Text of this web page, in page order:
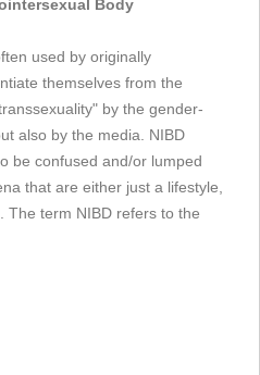
Body
used by originally
themselves from the
by the gender-
also by the media. NIBD
be confused and/or lumped
that are either just a lifestyle,
The term NIBD refers to the